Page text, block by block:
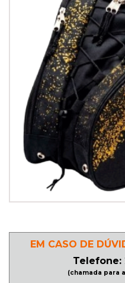
PATINAGEM
PATINAGEM
NO
GELO
PROMOÇÕES
LINHA
ROLLER
EM CASO DE
Telefone:
(chamada para